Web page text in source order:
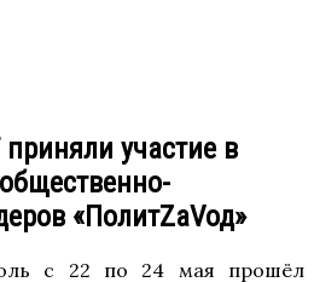
участие в
«ПолитZаVод»
с 22 по 24 мая прошёл